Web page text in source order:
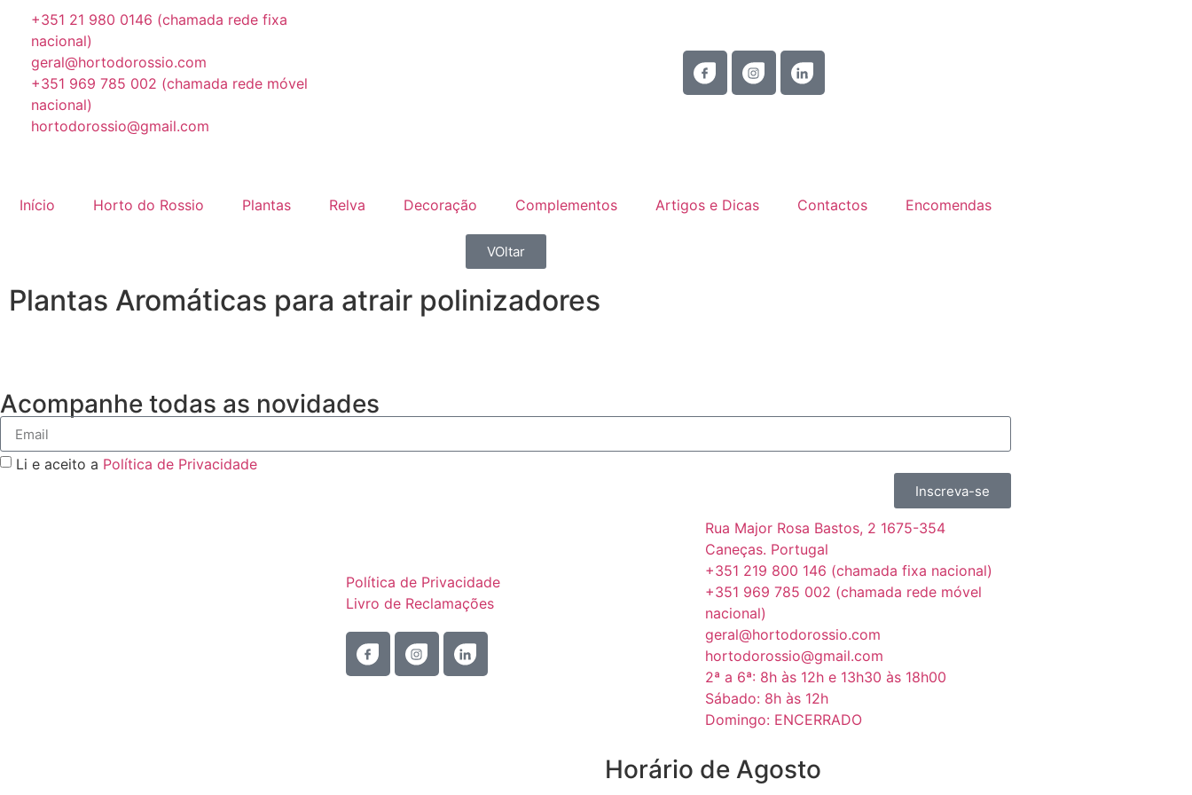
+351 21 980 0146 (chamada rede fixa
nacional)
geral@hortodorossio.com
+351 969 785 002 (chamada rede móvel
nacional)
hortodorossio@gmail.com
Início Horto do Rossio Plantas Relva Decoração Complementos Artigos e Dicas Contactos Encomendas
VOltar
Plantas Aromáticas para atrair polinizadores
Acompanhe todas as novidades
Li e aceito a Política de Privacidade
Inscreva-se
Política de Privacidade
Livro de Reclamações
Rua Major Rosa Bastos, 2 1675-354
Caneças. Portugal
+351 219 800 146 (chamada fixa nacional)
+351 969 785 002 (chamada rede móvel
nacional)
geral@hortodorossio.com
hortodorossio@gmail.com
2ª a 6ª: 8h às 12h e 13h30 às 18h00
Sábado: 8h às 12h
Domingo: ENCERRADO
Horário de Agosto